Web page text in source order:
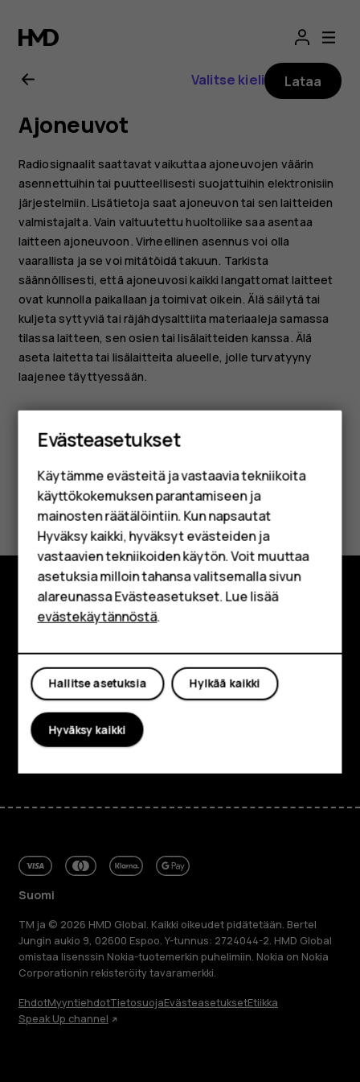
Nokia
8.1
käyttöopas
Älypuhelimet
Perinteiset puhelimet
Lisävarusteet
HMD Terra M
Yrityksille
Tabletit
Shop
Valitse kieli Lataa
Ajoneuvot
Radiosignaalit saattavat vaikuttaa ajoneuvojen väärin
asennettuihin tai puutteellisesti suojattuihin elektronisiin
järjestelmiin. Lisätietoja saat ajoneuvon tai sen laitteiden
valmistajalta. Vain valtuutettu huoltoliike saa asentaa
laitteen ajoneuvoon. Virheellinen asennus voi olla
vaarallista ja se voi mitätöidä takuun. Tarkista
säännöllisesti, että ajoneuvosi kaikki langattomat laitteet
ovat kunnolla paikallaan ja toimivat oikein. Älä säilytä tai
kuljeta syttyviä tai räjähdysalttiita materiaaleja samassa
tilassa laitteen, sen osien tai lisälaitteiden kanssa. Älä
aseta laitetta tai lisälaitteita alueelle, jolle turvatyyny
laajenee täyttyessään.
Oliko tästä apua?
Kyllä Ei
Tutustu
Planet and people
Tuki
FacebookInstagram
TiktokYoutube
Suomi
TM ja © 2026 HMD Global. Kaikki oikeudet pidätetään. Bertel
Jungin aukio 9, 02600 Espoo. Y-tunnus: 2724044-2. HMD Global
omistaa lisenssin Nokia-tuotemerkin puhelimiin. Nokia on Nokia
Corporationin rekisteröity tavaramerkki.
EhdotMyyntiehdotTietosuojaEvästeasetuksetEtiikka
Speak Up channel
Evästeasetukset
Käytämme evästeitä ja vastaavia tekniikoita
käyttökokemuksen parantamiseen ja
mainosten räätälöintiin. Kun napsautat
Hyväksy kaikki, hyväksyt evästeiden ja
vastaavien tekniikoiden käytön. Voit muuttaa
asetuksia milloin tahansa valitsemalla sivun
alareunassa Evästeasetukset. Lue lisää
evästekäytännöstä.
Hylkää kaikki
Hallitse asetuksia
Hyväksy kaikki